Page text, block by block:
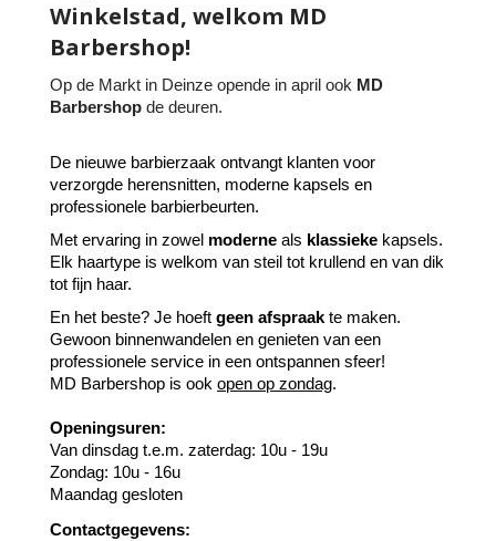
Winkelstad, welkom MD
Barbershop!
Op de Markt in Deinze opende in april ook MD
Barbershop de deuren.
De nieuwe barbierzaak ontvangt klanten voor
verzorgde herensnitten, moderne kapsels en
professionele barbierbeurten.
Met ervaring in zowel moderne als klassieke kapsels.
Elk haartype is welkom van steil tot krullend en van dik
tot fijn haar.
En het beste? Je hoeft geen afspraak te maken.
Gewoon binnenwandelen en genieten van een
professionele service in een ontspannen sfeer!
MD Barbershop is ook open op zondag.
Openingsuren:
Van dinsdag t.e.m. zaterdag: 10u - 19u
Zondag: 10u - 16u
Maandag gesloten
Contactgegevens: